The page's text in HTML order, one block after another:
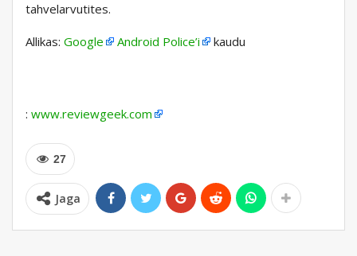
tahvelarvutites.
Allikas: Google Android Police’i kaudu
: www.reviewgeek.com
27
Jaga